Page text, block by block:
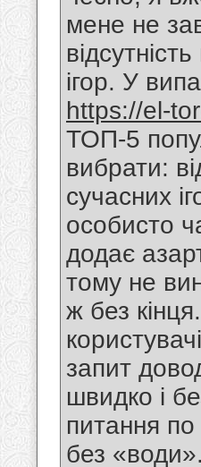
мене не
ігор. У
https://el-
ТОП-5
вибрати:
сучасних
особисто
додає
тому не
ж без
запит
швидко і
питання
без